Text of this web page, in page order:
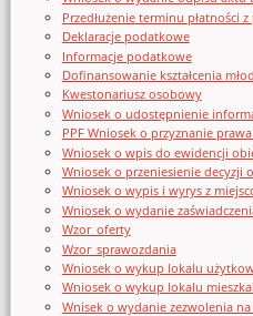
Przedłużenie terminu płatności
Deklaracje podatkowe
Informacje podatkowe
Dofinansowanie kształcenia
Kwestonariusz osobowy
Wniosek o udostępnienie
PPF Wniosek o przyznanie
Wniosek o wpis do ewidencji
Wniosek o przeniesienie decyzji
Wniosek o wypis i wyrys z
Wniosek o wydanie
Wzor_oferty
Wzor_sprawozdania
Wniosek o wykup lokalu
Wniosek o wykup lokalu
Wnisek o wydanie zezwolenia